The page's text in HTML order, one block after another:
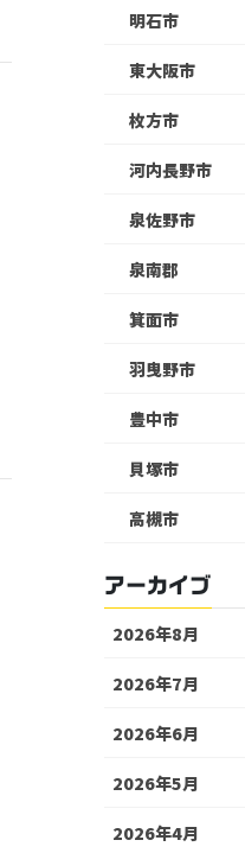
明石市
東大阪市
枚方市
河内長野市
泉佐野市
泉南郡
箕面市
羽曳野市
豊中市
貝塚市
高槻市
アーカイブ
2026年8月
2026年7月
2026年6月
2026年5月
2026年4月